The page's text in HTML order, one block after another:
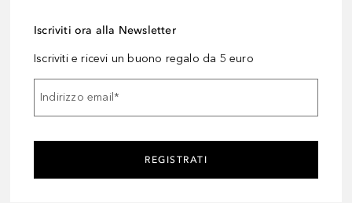
Iscriviti ora alla Newsletter
Iscriviti e ricevi un buono regalo da 5 euro
Indirizzo email*
REGISTRATI